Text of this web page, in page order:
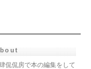
侃侃房で本の編集をして